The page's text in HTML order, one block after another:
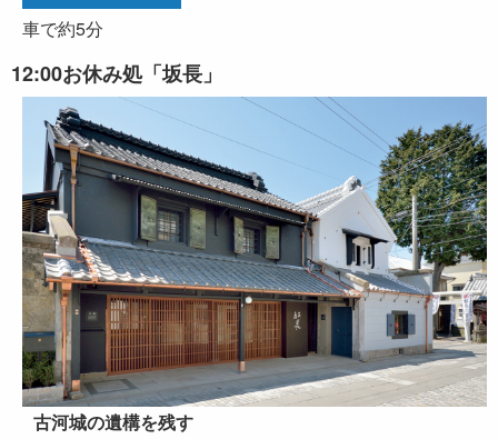
車で約5分
12:00お休み処「坂長」
古河城の遺構を残す